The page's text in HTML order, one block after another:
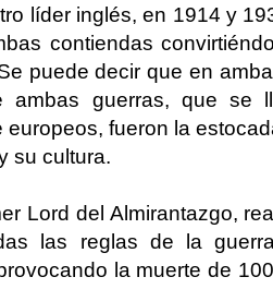
líder inglés, en 1914 y
contiendas
puede decir que en
ambas guerras, que se
europeos, fueron la
su cultura.
Lord del Almirantazgo,
las reglas de la
la muerte de